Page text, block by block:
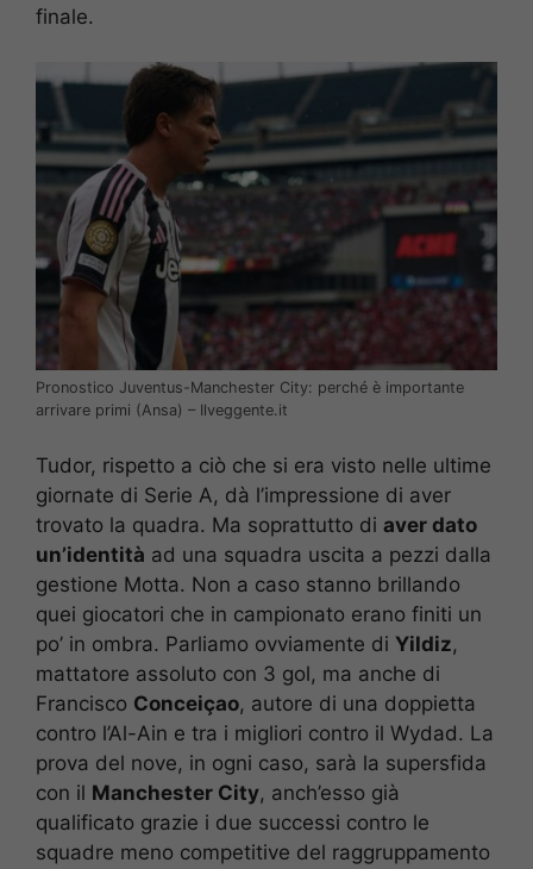
finale.
Pronostico Juventus-Manchester City: perché è importante
arrivare primi (Ansa) – Ilveggente.it
Tudor, rispetto a ciò che si era visto nelle ultime
giornate di Serie A, dà l’impressione di aver
trovato la quadra. Ma soprattutto di aver dato
un’identità ad una squadra uscita a pezzi dalla
gestione Motta. Non a caso stanno brillando
quei giocatori che in campionato erano finiti un
po’ in ombra. Parliamo ovviamente di Yildiz,
mattatore assoluto con 3 gol, ma anche di
Francisco Conceiçao, autore di una doppietta
contro l’Al-Ain e tra i migliori contro il Wydad. La
prova del nove, in ogni caso, sarà la supersfida
con il Manchester City, anch’esso già
qualificato grazie i due successi contro le
squadre meno competitive del raggruppamento